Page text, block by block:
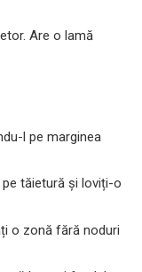
Are o lamă
l pe marginea
tăietură și loviți-o
o zonă fără noduri